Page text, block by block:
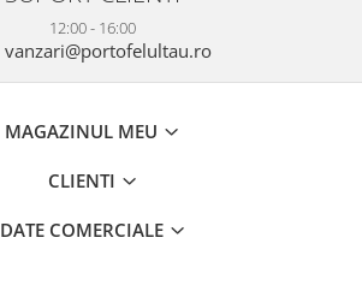
12:00 - 16:00
vanzari@portofelultau.ro
MAGAZINUL MEU
CLIENTI
DATE COMERCIALE